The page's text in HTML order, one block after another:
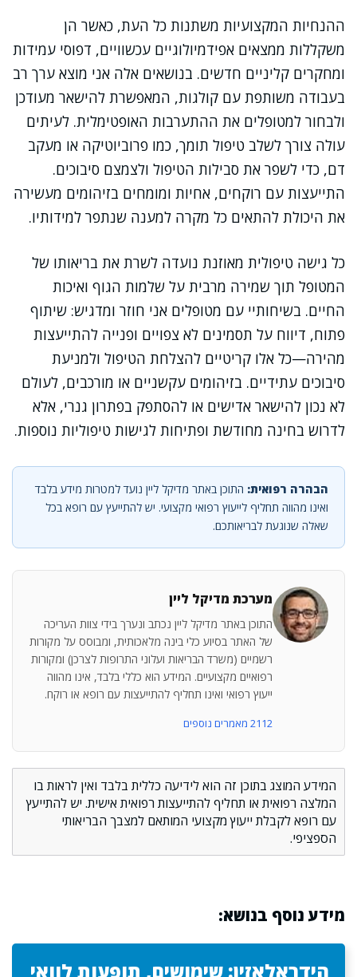
ההנחיות המקצועיות משתנות כל העת, כאשר הן
משקללות ממצאים אפידמיולוגיים עכשוויים, דפוסי עמידות
ומחקרים קליניים חדשים. בנושאים אלה אני מוצא ערך רב
בעבודה משותפת עם קולגות, המאפשרת להישאר מעודכן
ולבחור למטופלים את ההתערבות האופטימלית. לעיתים
עולה צורך לשלב טיפול תומך, כמו פרוביוטיקה או מעקב
דם, כדי לשפר את סבילות הטיפול ולצמצם סיבוכים.
התייעצות עם רוקחים, אחיות ומומחים בזיהומים מעשירה
את היכולת להתאים כל מקרה למענה שנתפר למידותיו.
כל גישה טיפולית מאוזנת נועדה לשרת את בריאותו של
המטופל תוך שמירה מרבית על שלמות הגוף ואיכות
החיים. בשיחותיי עם מטופלים אני חוזר ומדגיש: שיתוף
פתוח, דיווח על תסמינים לא צפויים ופנייה להתייעצות
מהירה—כל אלו קריטיים להצלחת הטיפול ולמניעת
סיבוכים עתידיים. בזיהומים עקשניים או מורכבים, לעולם
לא נכון להישאר אדישים או להסתפק בפתרון גנרי, אלא
לדרוש בחינה מחודשת ופתיחות לגישות טיפוליות נוספות.
הבהרה רפואית: התוכן באתר מדיקל ליין נועד למטרות מידע בלבד
ואינו מהווה תחליף לייעוץ רפואי מקצועי. יש להתייעץ עם רופא בכל
שאלה שנוגעת לבריאותכם.
מערכת מדיקל ליין
התוכן באתר מדיקל ליין נכתב ונערך בידי צוות העריכה
של האתר בסיוע כלי בינה מלאכותית, ומבוסס על מקורות
רשמיים (משרד הבריאות ועלוני התרופות לצרכן) ומקורות
רפואיים מקצועיים. המידע הוא כללי בלבד, אינו מהווה
ייעוץ רפואי ואינו תחליף להתייעצות עם רופא או רוקח.
2112 מאמרים נוספים
המידע המוצג בתוכן זה הוא לידיעה כללית בלבד ואין לראות בו
המלצה רפואית או תחליף להתייעצות רפואית אישית. יש להתייעץ
עם רופא לקבלת ייעוץ מקצועי המותאם למצבך הבריאותי
הספציפי.
מידע נוסף בנושא:
הידראלאזין: שימושים, תופעות לוואי